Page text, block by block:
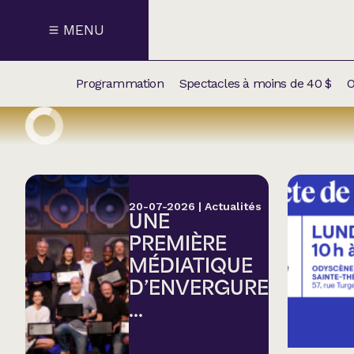
MENU
NOS
Humour
Programmation Spectacles à moins de 40 $
20-07-2026 | Actualités
UNE
PREMIÈRE
MÉDIATIQUE
D’ENVERGURE
...